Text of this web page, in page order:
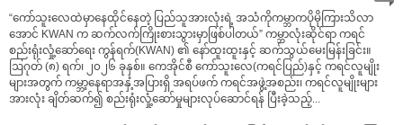
“ကော်သူးလေထဲမှာနေထိုင်နေတဲ့ ပြည်သူအားလုံးရဲ့ အသံကိုကမ္ဘာကပိုမိုကြားသိလာ
အောင် KWAN က ဆက်လက်ကြိုးစားသွားမှာဖြစ်ပါတယ်” ကမ္ဘာလုံးဆိုင်ရာ ကရင်
စည်းရုံးလှုံ့ဆော်ရေး ကွန်ရက်(KWAN) ၏ နော်ထူးထူးနှင့် ဆက်သွယ်မေးမြန်းခြင်း။
ဩဂုတ် (၈) ရက်၊ ၂၀၂၆ ခုနှစ်။ ကေအိုင်စီ ကော်သူးလေ(ကရင်ပြည်)နှင့် ကရင်လူမျိုး
များအတွက် ကမ္ဘာ့နေရာအနှံ့အပြားရှိ အရပ်ဖက် ကရင်အဖွဲ့အစည်း၊ ကရင်လူမျိုးများ
အားလုံး ချိတ်ဆက်၍ စည်းရုံးလှုံ့ဆော်မှုများလုပ်ဆောင်ရန် ပြီးခဲ့သည့်...